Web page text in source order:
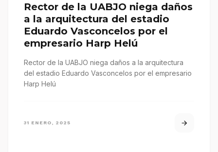
Rector de la UABJO niega daños
a la arquitectura del estadio
Eduardo Vasconcelos por el
empresario Harp Helú
Rector de la UABJO niega daños a la arquitectura
del estadio Eduardo Vasconcelos por el empresario
Harp Helú
31 ENERO, 2025